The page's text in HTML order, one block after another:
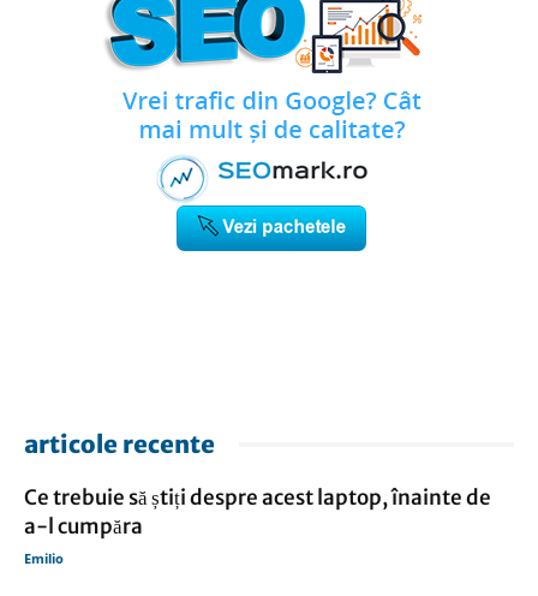
articole recente
Ce trebuie să știți despre acest laptop, înainte de
a-l cumpăra
Emilio